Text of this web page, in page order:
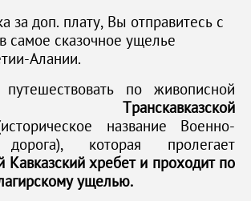
за доп. плату, Вы отправитесь с
самое сказочное ущелье
Алании.
по живописной
название Военно-
дорога), которая пролегает
Кавказский хребет и проходит по
ущелью.